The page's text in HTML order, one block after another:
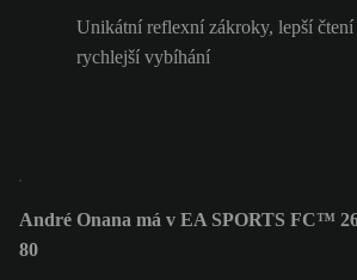
Unikátní reflexní zákroky, lepší čtení
rychlejší vybíhání
André Onana má v EA SPORTS FC™
80